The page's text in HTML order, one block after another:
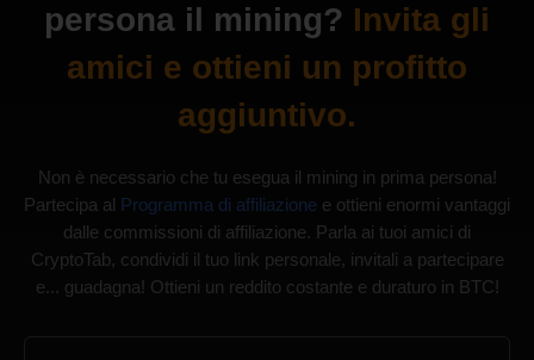
persona il mining? Invita gli
amici e ottieni un profitto
aggiuntivo.
Non è necessario che tu esegua il mining in prima persona!
Partecipa al Programma di affiliazione e ottieni enormi vantaggi
dalle commissioni di affiliazione. Parla ai tuoi amici di
CryptoTab, condividi il tuo link personale, invitali a partecipare
e... guadagna! Ottieni un reddito costante e duraturo in BTC!